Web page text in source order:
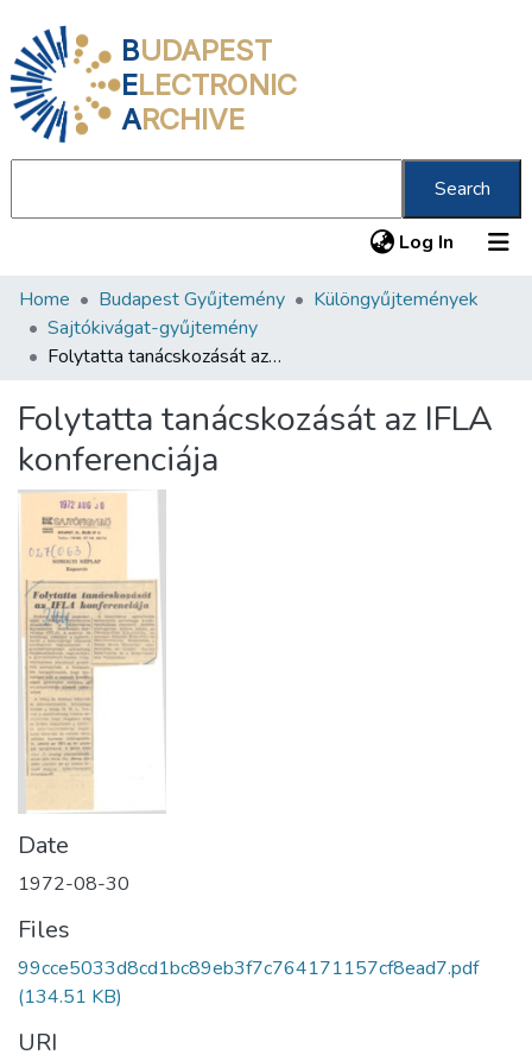
BUDAPEST
ELECTRONIC
ARCHIVE
Search
Log In (current)
Communities & Collections
All of DSpace
About us
Home Budapest Gyűjtemény
Különgyűjtemények
Sajtókivágat-gyűjtemény
Folytatta tanácskozását az IFLA konferenciája
Folytatta tanácskozását az IFLA
konferenciája
Date
1972-08-30
Files
99cce5033d8cd1bc89eb3f7c764171157cf8ead7.pdf
(134.51 KB)
URI